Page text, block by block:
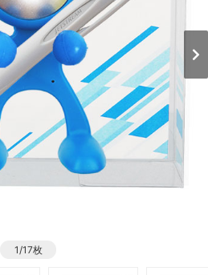
1/17枚